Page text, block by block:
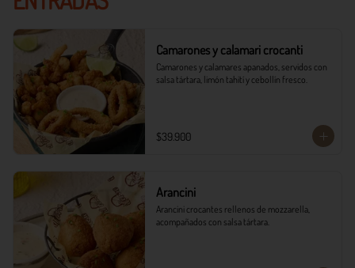
Camarones y calamari crocanti
Camarones y calamares apanados, servidos con
salsa tártara, limón tahití y cebollín fresco.
$39.900
Arancini
Arancini crocantes rellenos de mozzarella,
acompañados con salsa tártara.